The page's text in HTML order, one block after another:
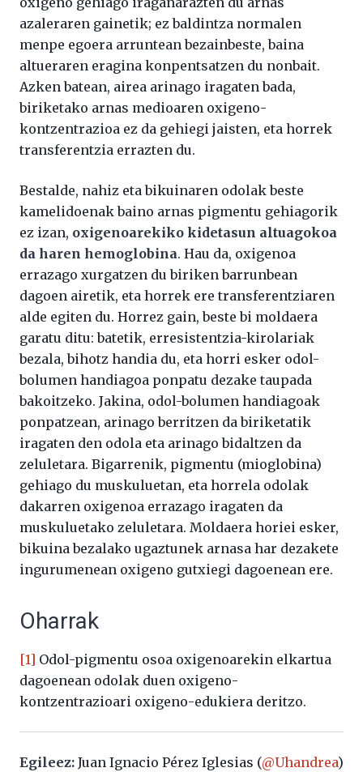
azaleraren gainetik; ez baldintza normalen
menpe egoera arruntean bezainbeste, baina
altueraren eragina konpentsatzen du nonbait.
Azken batean, airea arinago iragaten bada,
biriketako arnas medioaren oxigeno-
kontzentrazioa ez da gehiegi jaisten, eta horrek
transferentzia errazten du.
Bestalde, nahiz eta bikuinaren odolak beste
kamelidoenak baino arnas pigmentu gehiagorik
ez izan, oxigenoarekiko kidetasun altuagokoa
da haren hemoglobina. Hau da, oxigenoa
errazago xurgatzen du biriken barrunbean
dagoen airetik, eta horrek ere transferentziaren
alde egiten du. Horrez gain, beste bi moldaera
garatu ditu: batetik, erresistentzia-kirolariak
bezala, bihotz handia du, eta horri esker odol-
bolumen handiagoa ponpatu dezake taupada
bakoitzeko. Jakina, odol-bolumen handiagoak
ponpatzean, arinago berritzen da biriketatik
iragaten den odola eta arinago bidaltzen da
zeluletara. Bigarrenik, pigmentu (mioglobina)
gehiago du muskuluetan, eta horrela odolak
dakarren oxigenoa errazago iragaten da
muskuluetako zeluletara. Moldaera horiei esker,
bikuina bezalako ugaztunek arnasa har dezakete
ingurumenean oxigeno gutxiegi dagoenean ere.
Oharrak
[1] Odol-pigmentu osoa oxigenoarekin elkartua
dagoenean odolak duen oxigeno-
kontzentrazioari oxigeno-edukiera deritzo.
Egileez: Juan Ignacio Pérez Iglesias (@Uhandrea)